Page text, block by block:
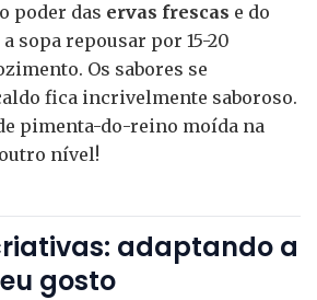
poder das ervas frescas e do
sopa repousar por 15-20
Os sabores se
fica incrivelmente saboroso.
pimenta-do-reino moída na
nível!
adaptando a
gosto